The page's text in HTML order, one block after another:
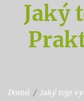
Jaký
Domů Jaký tejp